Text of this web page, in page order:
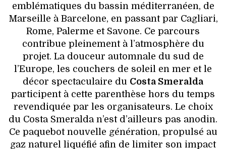
emblématiques du bassin méditerranéen, de
Marseille à Barcelone, en passant par Cagliari,
Rome, Palerme et Savone. Ce parcours
contribue pleinement à l’atmosphère du
projet. La douceur automnale du sud de
l’Europe, les couchers de soleil en mer et le
décor spectaculaire du Costa Smeralda
participent à cette parenthèse hors du temps
revendiquée par les organisateurs. Le choix
du Costa Smeralda n’est d’ailleurs pas anodin.
Ce paquebot nouvelle génération, propulsé au
gaz naturel liquéfié afin de limiter son impact